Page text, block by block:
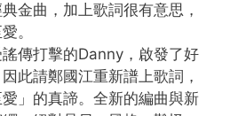
金曲，加上歌詞很有意思，
。
傳打擊的Danny，啟發了好
此請鄭國江重新譜上歌詞，
」的真諦。全新的編曲與新